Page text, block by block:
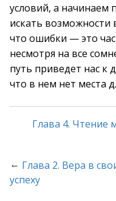
условий, а
искать
что ошибки — это
несмотря на все
путь приведет нас к
что в нем нет места
Глава 4. Чтение
← Глава 2. Вера в
успеху